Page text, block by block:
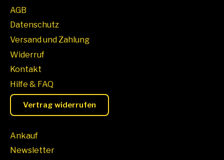
AGB
Datenschutz
Versand und Zahlung
Widerruf
Kontakt
Hilfe & FAQ
Vertrag widerrufen
Ankauf
Newsletter